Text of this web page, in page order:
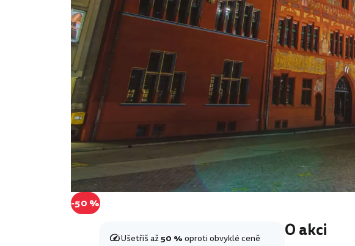
-50 %
Ušetříš až50 %oproti obvyklé ceně
O akci